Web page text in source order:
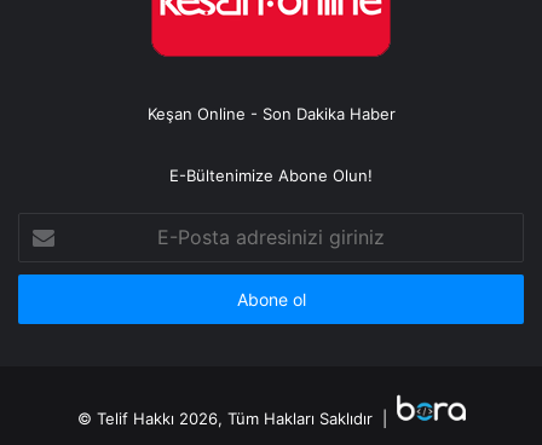
Keşan Online - Son Dakika Haber
E-Bültenimize Abone Olun!
Posta
adresinizi
© Telif Hakkı 2026, Tüm Hakları Saklıdır |